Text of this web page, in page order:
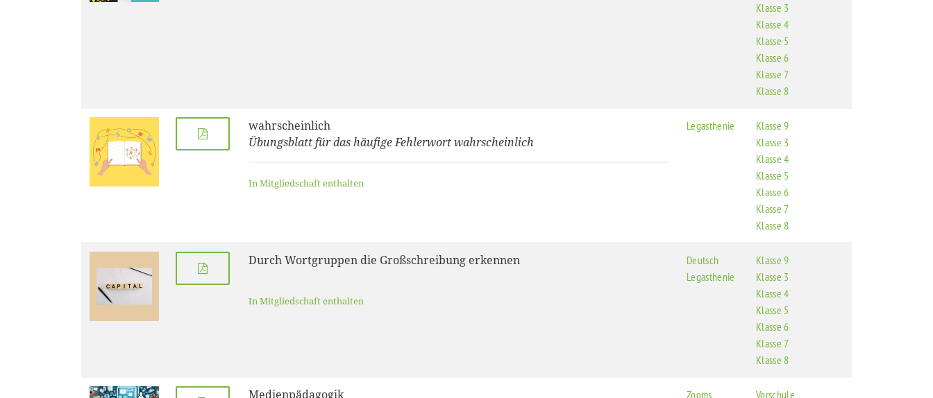
Klasse 3
Klasse 4
Klasse 5
Klasse 6
Klasse 7
Klasse 8
wahrscheinlich
Übungsblatt für das häufige Fehlerwort wahrscheinlich
In Mitgliedschaft enthalten
Legasthenie
Klasse 9
Klasse 3
Klasse 4
Klasse 5
Klasse 6
Klasse 7
Klasse 8
Durch Wortgruppen die Großschreibung erkennen
In Mitgliedschaft enthalten
Deutsch
Legasthenie
Klasse 9
Klasse 3
Klasse 4
Klasse 5
Klasse 6
Klasse 7
Klasse 8
Medienpädagogik
Zooms
Vorschule